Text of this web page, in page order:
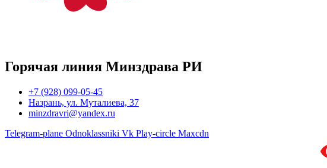
Горячая линия Минздрава РИ
+7 (928) 099-05-45
Назрань, ул. Муталиева, 37
minzdravri@yandex.ru
Telegram-plane Odnoklassniki Vk Play-circle Maxcdn